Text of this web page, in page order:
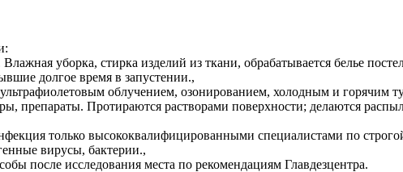
уборка, стирка изделий из ткани, обрабатывается белье
долгое время в запустении.,
облучением, озонированием, холодным и горячим
препараты. Протираются растворами поверхности; делаются
только высококвалифицированными специалистами по
вирусы, бактерии.,
после исследования места по рекомендациям Главдезцентра.